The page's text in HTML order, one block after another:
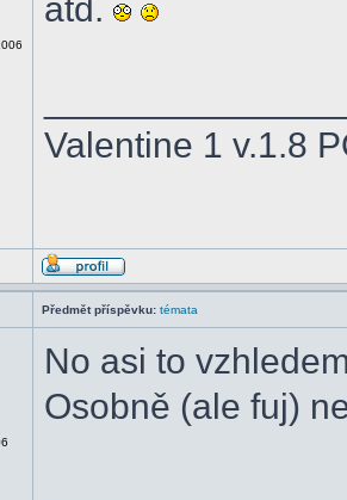
atd.
Valentine 1 v.1.8
Předmět příspěvku: témata
No asi to
Osobně (ale fuj)